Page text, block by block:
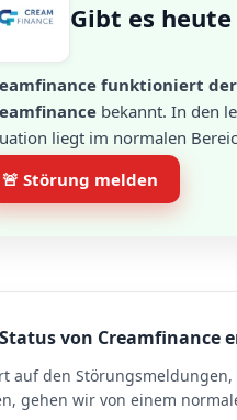
Gibt es
funktioniert
bekannt. In den
liegt im normalen
🚨 Störung melden
von Creamfinance
auf den
gehen wir von einem